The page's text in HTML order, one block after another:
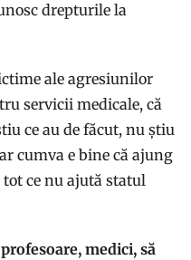
drepturile la
ale agresiunilor
servicii medicale, că
ce au de făcut, nu știu
cumva e bine că ajung
ce nu ajută statul
medici, să